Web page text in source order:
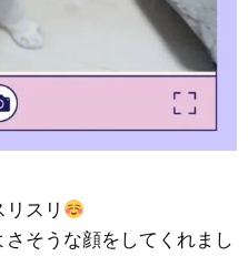
スリ
そうな顔をしてくれまし